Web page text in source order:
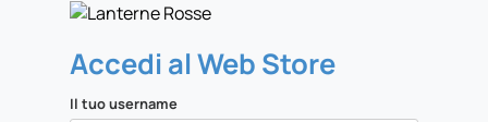
Accedi al Web Store
Il tuo username